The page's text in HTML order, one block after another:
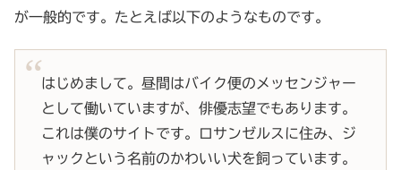
が一般的です。たとえば以下のようなものです。
はじめまして。昼間はバイク便のメッセンジャー
として働いていますが、俳優志望でもあります。
これは僕のサイトです。ロサンゼルスに住み、ジ
ャックという名前のかわいい犬を飼っています。